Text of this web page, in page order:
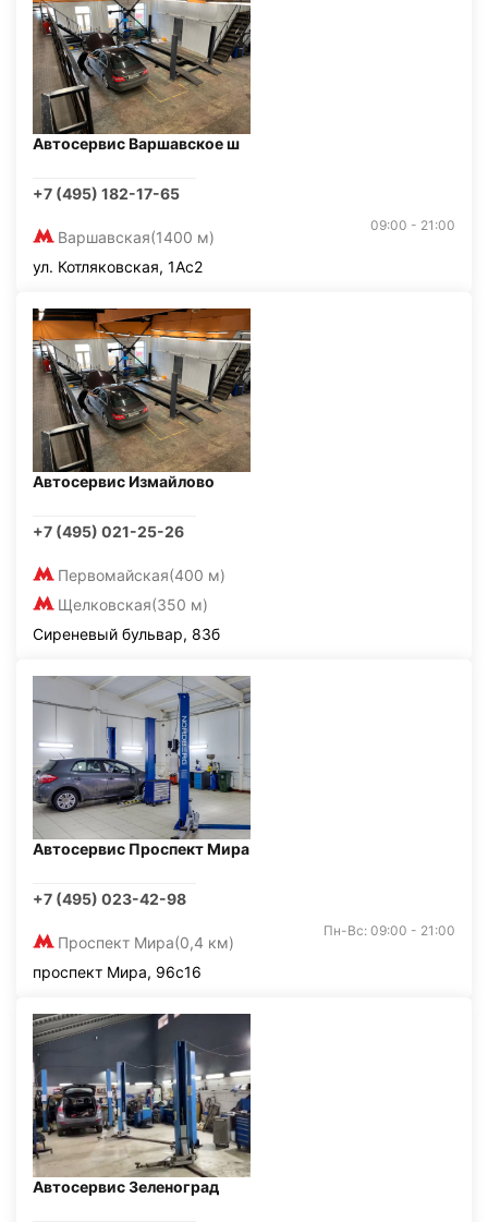
Автосервис Варшавское ш
+7 (495) 182-17-65
Варшавская(1400 м)
09:00 - 21:00
ул. Котляковская, 1Ас2
Автосервис Измайлово
+7 (495) 021-25-26
Первомайская(400 м)
Щелковская(350 м)
Сиреневый бульвар, 83б
Автосервис Проспект Мира
+7 (495) 023-42-98
Проспект Мира(0,4 км)
Пн-Вс: 09:00 - 21:00
проспект Мира, 96с16
Автосервис Зеленоград